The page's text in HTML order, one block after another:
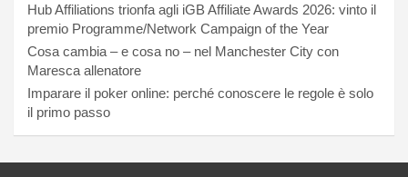
Hub Affiliations trionfa agli iGB Affiliate Awards 2026: vinto il
premio Programme/Network Campaign of the Year
Cosa cambia – e cosa no – nel Manchester City con
Maresca allenatore
Imparare il poker online: perché conoscere le regole è solo
il primo passo